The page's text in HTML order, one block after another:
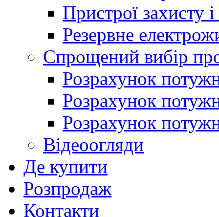
Пристрої захисту і
Резервне
Спрощений вибір
Розрахунок
Розрахунок
Розрахунок
Відеоогляди
Де купити
Розпродаж
Контакти